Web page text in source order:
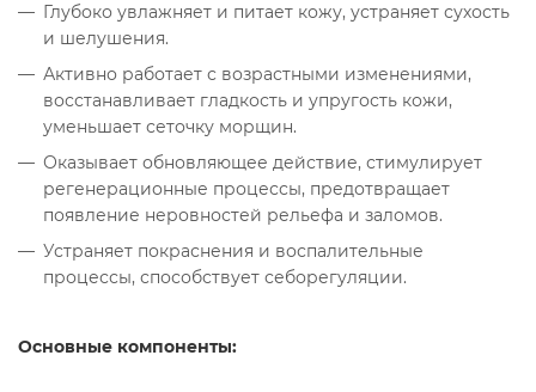
Глубоко увлажняет и питает кожу, устраняет сухость
и шелушения.
Активно работает с возрастными изменениями,
восстанавливает гладкость и упругость кожи,
уменьшает сеточку морщин.
Оказывает обновляющее действие, стимулирует
регенерационные процессы, предотвращает
появление неровностей рельефа и заломов.
Устраняет покраснения и воспалительные
процессы, способствует себорегуляции.
Основные компоненты: